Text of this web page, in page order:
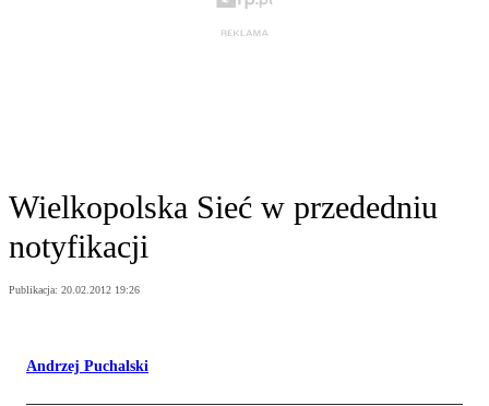
Wielkopolska Sieć w przededniu
notyfikacji
Publikacja: 20.02.2012 19:26
Andrzej Puchalski